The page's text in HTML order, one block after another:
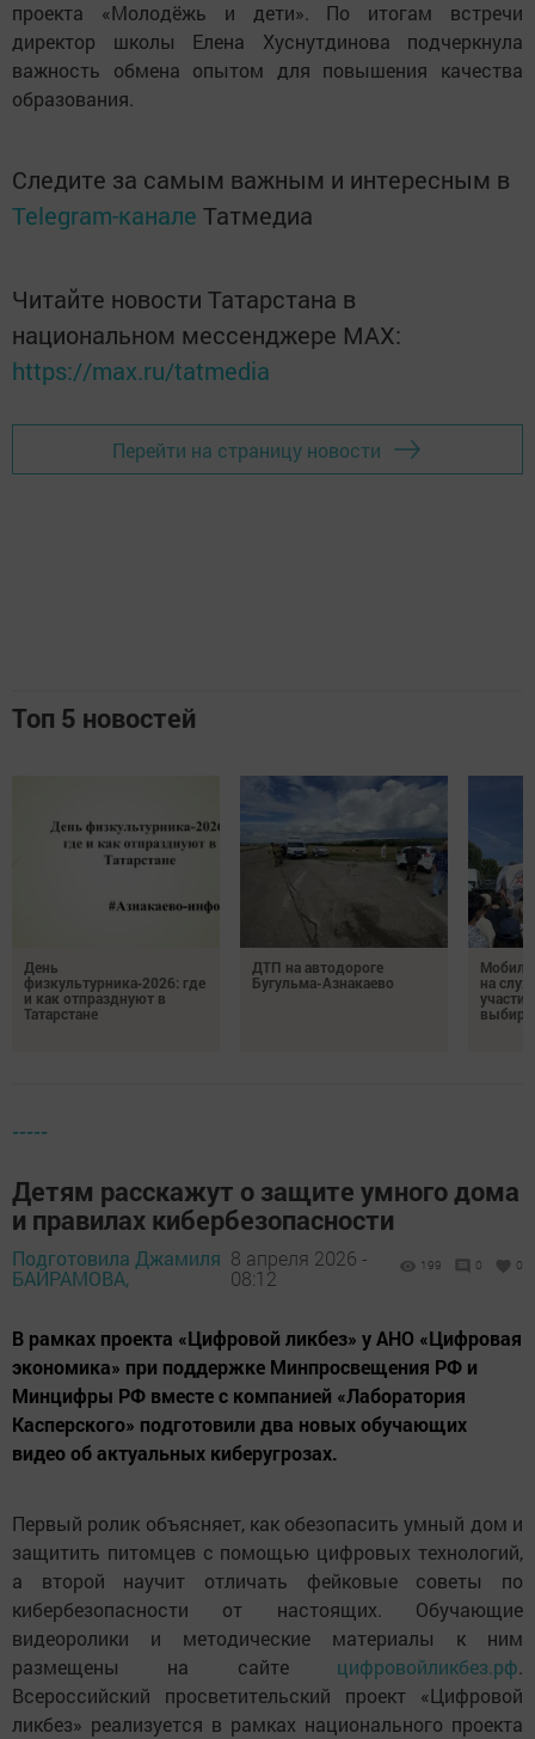
проекта «Молодёжь и дети». По итогам встречи
директор школы Елена Хуснутдинова подчеркнула
важность обмена опытом для повышения качества
образования.
Следите за самым важным и интересным в
Telegram-канале Татмедиа
Читайте новости Татарстана в
национальном мессенджере MАХ:
https://max.ru/tatmedia
Перейти на страницу новости
Топ 5 новостей
День
физкультурника‑2026: где
и как отпразднуют в
Татарстане
ДТП на автодороге
Бугульма-Азнакаево
на
-----
Детям расскажут о защите умного дома
и правилах кибербезопасности
Подготовила Джамиля
БАЙРАМОВА,
8 апреля 2026 -
08:12
199 0 0
В рамках проекта «Цифровой ликбез» у АНО «Цифровая
экономика» при поддержке Минпросвещения РФ и
Минцифры РФ вместе с компанией «Лаборатория
Касперского» подготовили два новых обучающих
видео об актуальных киберугрозах.
Первый ролик объясняет, как обезопасить умный дом и
защитить питомцев с помощью цифровых технологий,
а второй научит отличать фейковые советы по
кибербезопасности от настоящих. Обучающие
видеоролики и методические материалы к ним
размещены на сайте цифровойликбез.рф.
Всероссийский просветительский проект «Цифровой
ликбез» реализуется в рамках национального проекта